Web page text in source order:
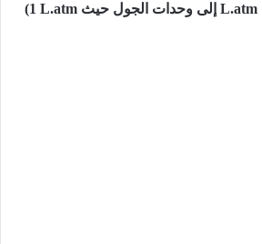
L.atm إلى وحدات الجول حيث (1 L.atm